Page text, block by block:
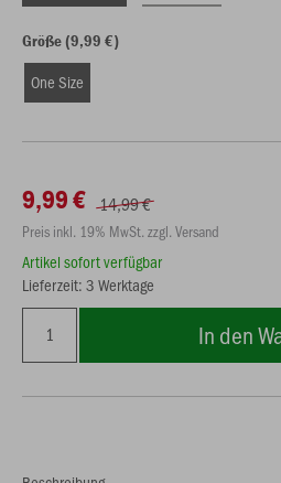
Größe (9,99 €)
One Size
9,99 € 14,99 €
Preis inkl. 19% MwSt. zzgl. Versand
Artikel sofort verfügbar
Lieferzeit: 3 Werktage
In den